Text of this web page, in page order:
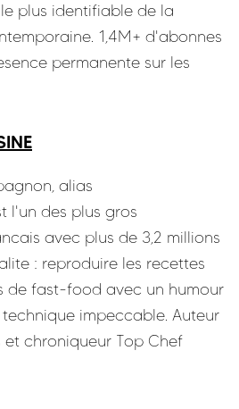
plus identifiable de la
1,4M+ d'abonnes
permanente sur les
alias
l'un des plus gros
avec plus de 3,2 millions
: reproduire les recettes
de fast-food avec un humour
impeccable. Auteur
chroniqueur Top Chef